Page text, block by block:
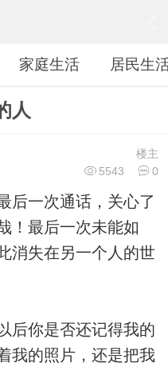
家庭生活 居民生
人
楼主
5543
0
后一次通话，关心了
！最后一次未能如
消失在另一个人的世
你是否还记得我的
我的照片，还是把我